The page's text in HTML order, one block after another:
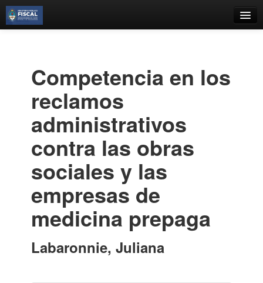
Estantes Virtuales
Contacto
Iniciar sesión
Competencia en los
reclamos
administrativos
contra las obras
sociales y las
empresas de
medicina prepaga
Labaronnie, Juliana